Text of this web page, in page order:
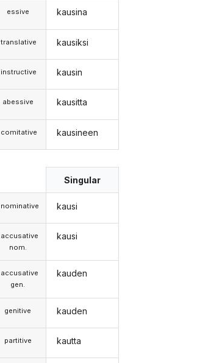
essive
translative
instructive
abessive
comitative
kausina
kausiksi
kausin
kausitta
kausineen
nominative
accusative
nom.
accusative
gen.
genitive
partitive
Singular
kausi
kausi
kauden
kauden
kautta